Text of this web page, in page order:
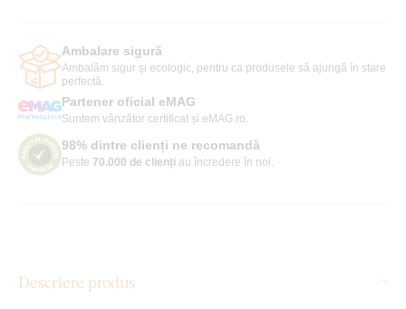
Ambalare sigură
Ambalăm sigur și ecologic, pentru ca produsele să ajungă în stare
perfectă.
Partener oficial eMAG
Suntem vânzător certificat și eMAG.ro.
98% dintre clienți ne recomandă
Peste 70.000 de clienți au încredere în noi.
Descriere produs